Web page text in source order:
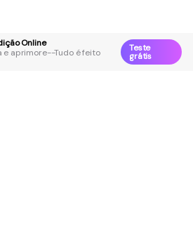
Online
e aprimore--Tudo é feito
Teste
grátis